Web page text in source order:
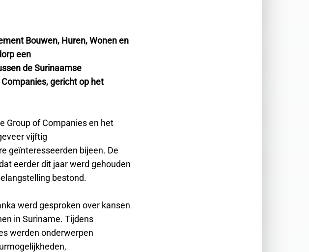
Bouwen, Huren, Wonen en
een
de Surinaamse
gericht op het
Group of Companies en het
vijftig
geïnteresseerden bijeen. De
eerder dit jaar werd gehouden
bestond.
werd gesproken over kansen
in Suriname. Tijdens
werden onderwerpen